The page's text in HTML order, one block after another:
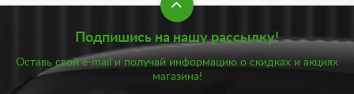
Защита бампера: виды и особенности
Практически каждый автовладелец рано или поздно
задумывается об установке на свой автомобиль
дополнительной защиты. И в первую очередь стоит
присмотреться к защите переднего и заднего бампера. В
Подпишись на нашу рассылку!
Оставь свой e-mail и получай информацию о скидках и акциях
магазина!